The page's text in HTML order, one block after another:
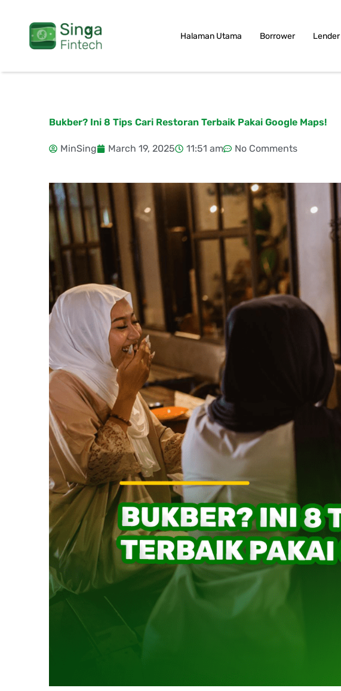
content
Halaman Utama Borrower Lender
Bukber? Ini 8 Tips Cari Restoran Terbaik Pakai Google Maps!
MinSing March 19, 2025 11:51 am No Comments